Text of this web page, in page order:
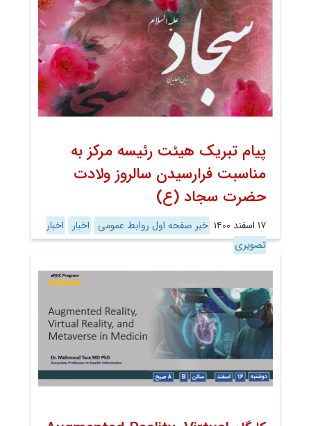
پیام تبریک هیئت رئیسه مرکز به
مناسبت فرارسیدن سالروز ولادت
حضرت سجاد (ع)
۱۷ اسفند ۱۴۰۰ خبر صفحه اول روابط عمومی اخبار
اخبار
تصویری